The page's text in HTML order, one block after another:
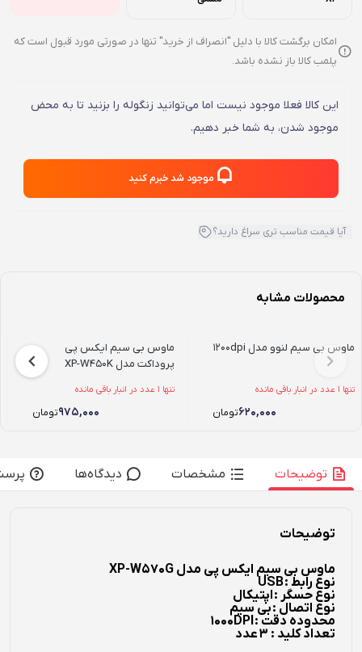
امکان برگشت کالا با دلیل "انصراف از خرید" تنها در صورتی مورد قبول است که
پلمب کالا باز نشده باشد.
این کالا فعلا موجود نیست اما می‌توانید زنگوله را بزنید تا به محض
موجود شدن، به شما خبر دهیم.
موجود شد خبرم کنید
آیا قیمت مناسب تری سراغ دارید؟
محصولات مشابه
ماوس بی سیم لنوو مدل 1200dpi
تنها 1 عدد در انبار باقی مانده
۶۲۰,۰۰۰تومان
ماوس بی سیم ایکس پی
پروداکت مدل XP-W450K
تنها 1 عدد در انبار باقی مانده
۹۷۵,۰۰۰تومان
توضیحات مشخصات دیدگاه‌ها
توضیحات
ماوس بی سیم ایکس پی مدل XP-W570G
نوع رابط :USB
نوع حسگر :اپتیکال
نوع اتصال :بی سیم
محدوده دقت :1000DPI
تعداد کلید : 3
عدد